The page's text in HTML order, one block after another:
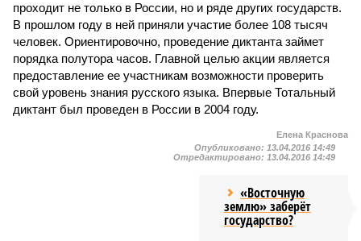
проходит не только в России, но и ряде других государств.
В прошлом году в ней приняли участие более 108 тысяч
человек. Ориентировочно, проведение диктанта займет
порядка полутора часов. Главной целью акции является
предоставление ее участникам возможности проверить
свой уровень знания русского языка. Впервые Тотальный
диктант был проведен в России в 2004 году.
Елена Краснова
Опубликовано: 13.04.2016 14:49
Отредактировано: 13.04.2016 14:49
«Восточную
землю» заберёт
государство?